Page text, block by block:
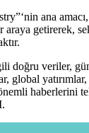
ana
araya getirerek,
doğru veriler,
global
haberlerini